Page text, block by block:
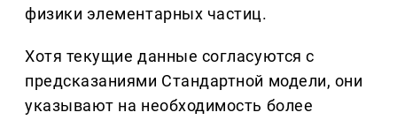
физики элементарных частиц.
Хотя текущие данные согласуются с
предсказаниями Стандартной модели, они
указывают на необходимость более